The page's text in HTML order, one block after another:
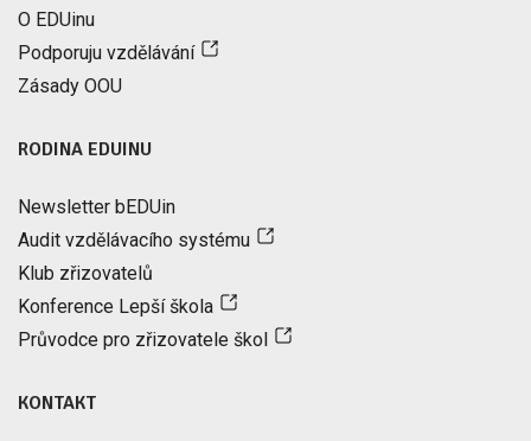
O EDUinu
Podporuju vzdělávání
Zásady OOU
RODINA EDUINU
Newsletter bEDUin
Audit vzdělávacího systému
Klub zřizovatelů
Konference Lepší škola
Průvodce pro zřizovatele škol
KONTAKT